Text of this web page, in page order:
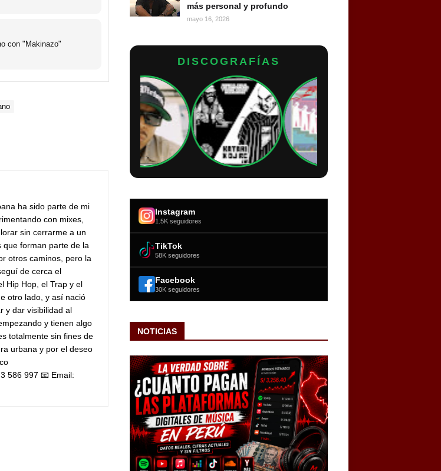
con "Makinazo"
ha sido parte de mi
con mixes,
sin cerrarme a un
que forman parte de la
otros caminos, pero la
de cerca el
Hip Hop, el Trap y el
otro lado, y así nació
y dar visibilidad al
y tienen algo
totalmente sin fines de
urbana y por el deseo
586 997 📧 Email:
más personal y profundo
mayo 16, 2026
DISCOGRAFÍAS
Instagram
1.5K seguidores
TikTok
58K seguidores
Facebook
30K seguidores
NOTICIAS